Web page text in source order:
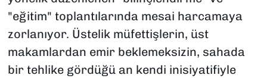
"eğitim" toplantılarında mesai harcamaya
zorlanıyor. Üstelik müfettişlerin, üst
makamlardan emir beklemeksizin, sahada
bir tehlike gördüğü an kendi inisiyatifiyle